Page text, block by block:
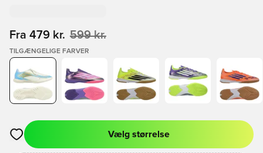
Fra 479 kr. 599 kr.
TILGÆNGELIGE FARVER
Åbner en Modal til at logge ind eller tilmelde dig som medlem
Vælg størrelse